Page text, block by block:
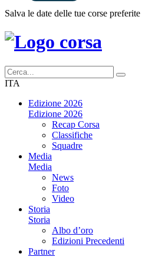
Salva le date delle tue corse preferite
ITA
Edizione 2026
Edizione 2026
Recap Corsa
Classifiche
Squadre
Media
Media
News
Foto
Video
Storia
Storia
Albo d’oro
Edizioni Precedenti
Partner